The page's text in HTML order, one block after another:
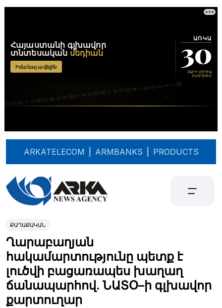
ARKATELECOM ARMBANKS PRODUCTS
ՔԱՂԱՔԱԿԱՆ
Ղարաբաղյան
հակամարտությունը պետք է
լուծվի բացառապես խաղաղ
ճանապարհով. ՆԱՏՕ–ի գլխավոր
քարտուղար